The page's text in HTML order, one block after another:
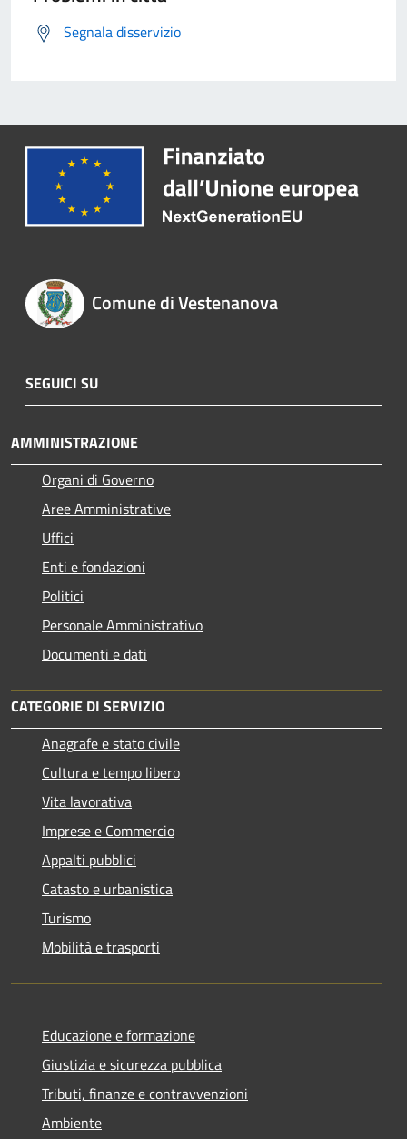
Segnala disservizio
Comune di Vestenanova
SEGUICI SU
AMMINISTRAZIONE
Organi di Governo
Aree Amministrative
Uffici
Enti e fondazioni
Politici
Personale Amministrativo
Documenti e dati
CATEGORIE DI SERVIZIO
Anagrafe e stato civile
Cultura e tempo libero
Vita lavorativa
Imprese e Commercio
Appalti pubblici
Catasto e urbanistica
Turismo
Mobilità e trasporti
Educazione e formazione
Giustizia e sicurezza pubblica
Tributi, finanze e contravvenzioni
Ambiente